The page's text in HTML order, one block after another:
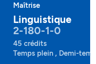
Maîtrise
Linguistique
2-180-1-0
45 crédits
Temps plein , Demi-